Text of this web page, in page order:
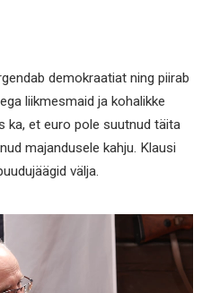
demokraatiat ning piirab
liikmesmaid ja kohalikke
ka, et euro pole suutnud täita
majandusele kahju. Klausi
välja.